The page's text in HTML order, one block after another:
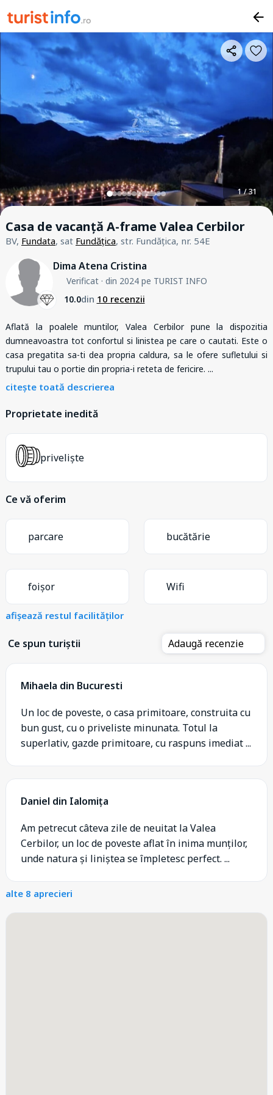
1 / 31
Casa de vacanță A-frame Valea Cerbilor
BV, Fundata, sat Fundățica, str. Fundățica, nr. 54E
Dima Atena Cristina
Verificat· din 2024 pe TURIST INFO
10.0din 10 recenzii
Aflată la poalele muntilor, Valea Cerbilor pune la dispozitia
dumneavoastra tot confortul si linistea pe care o cautati. Este o
casa pregatita sa-ti dea propria caldura, sa le ofere sufletului si
trupului tau o portie din propria-i reteta de fericire. ...
citește toată descrierea
Proprietate inedită
priveliște
Ce vă oferim
parcare bucătărie
foișor Wifi
afișează restul facilităților
Ce spun turiștii Adaugă recenzie
Mihaela din Bucuresti
Un loc de poveste, o casa primitoare, construita cu
bun gust, cu o priveliste minunata. Totul la
superlativ, gazde primitoare, cu raspuns imediat ...
Daniel din Ialomița
Am petrecut câteva zile de neuitat la Valea
Cerbilor, un loc de poveste aflat în inima munților,
unde natura și liniștea se împletesc perfect. ...
alte 8 aprecieri